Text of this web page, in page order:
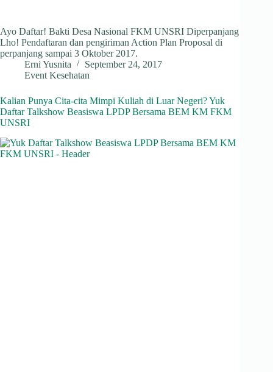
Ayo Daftar! Bakti Desa Nasional FKM UNSRI Diperpanjang
Lho! Pendaftaran dan pengiriman Action Plan Proposal di
perpanjang sampai 3 Oktober 2017.
Erni Yusnita
September 24, 2017
Event Kesehatan
Kalian Punya Cita-cita Mimpi Kuliah di Luar Negeri? Yuk
Daftar Talkshow Beasiswa LPDP Bersama BEM KM FKM
UNSRI